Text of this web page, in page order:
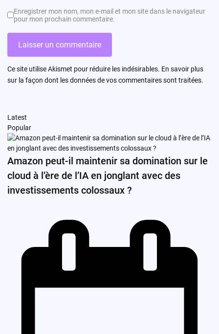
Enregistrer mon nom, mon e-mail et mon site dans le navigateur
pour mon prochain commentaire.
Ce site utilise Akismet pour réduire les indésirables. En savoir plus
sur la façon dont les données de vos commentaires sont traitées.
Latest
Popular
Amazon peut-il maintenir sa domination sur le
cloud à l’ère de l’IA en jonglant avec des
investissements colossaux ?